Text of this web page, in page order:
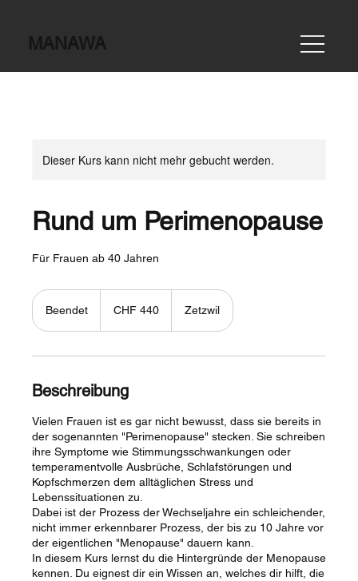
MANAWA
Dieser Kurs kann nicht mehr gebucht werden.
Rund um Perimenopause
Für Frauen ab 40 Jahren
Beendet
n
e
Franken
CHF 440 Zetzwil
Beschreibung
Vielen Frauen ist es gar nicht bewusst, dass sie bereits in
der sogenannten "Perimenopause" stecken. Sie schreiben
ihre Symptome wie Stimmungsschwankungen oder
temperamentvolle Ausbrüche, Schlafstörungen und
Kopfschmerzen dem alltäglichen Stress und
Lebenssituationen zu.
Dabei ist der Prozess der Wechseljahre ein schleichender,
nicht immer erkennbarer Prozess, der bis zu 10 Jahre vor
der eigentlichen "Menopause" dauern kann.
In diesem Kurs lernst du die Hintergründe der Menopause
kennen. Du eignest dir ein Wissen an, welches dir hilft, die